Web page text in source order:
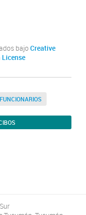
bajo Creative